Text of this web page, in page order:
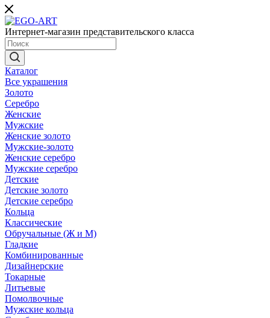
Интернет-магазин представительского класса
Каталог
Все украшения
Золото
Серебро
Женские
Мужские
Женские золото
Мужские-золото
Женские серебро
Мужские серебро
Детские
Детские золото
Детские серебро
Кольца
Классические
Обручальные (Ж и М)
Гладкие
Комбинированные
Дизайнерские
Токарные
Литьевые
Помолвочные
Мужские кольца